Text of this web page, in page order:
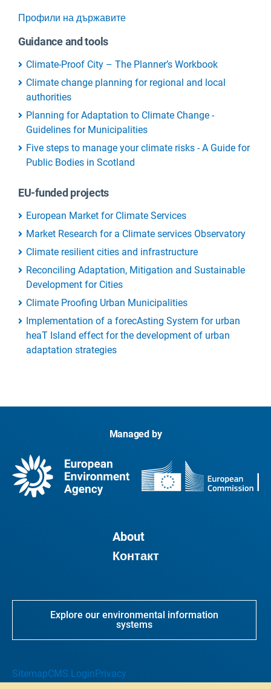
Профили на държавите
Guidance and tools
Climate-Proof City – The Planner’s Workbook
Climate change planning for regional and local
authorities
Planning for Adaptation to Climate Change -
Guidelines for Municipalities
Five steps to manage your climate risks - A Guide for
Public Bodies in Scotland
EU-funded projects
European Market for Climate Services
Market Research for a Climate services Observatory
Climate resilient cities and infrastructure
Reconciling Adaptation, Mitigation and Sustainable
Development for Cities
Climate Proofing Urban Municipalities
Implementation of a forecAsting System for urban
heaT Island effect for the development of urban
adaptation strategies
Managed by
About
Контакт
Explore our environmental information
systems
SitemapCMS LoginPrivacy